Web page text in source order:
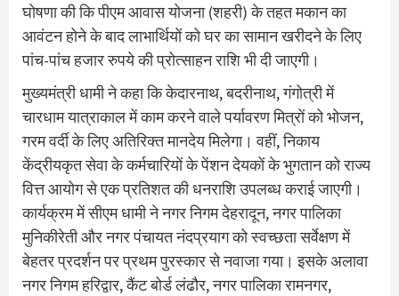
घोषणा की कि पीएम आवास योजना (शहरी) के तहत मकान का
आवंटन होने के बाद लाभार्थियों को घर का सामान खरीदने के लिए
पांच-पांच हजार रुपये की प्रोत्साहन राशि भी दी जाएगी।
मुख्यमंत्री धामी ने कहा कि केदारनाथ, बदरीनाथ, गंगोत्री में
चारधाम यात्राकाल में काम करने वाले पर्यावरण मित्रों को भोजन,
गरम वर्दी के लिए अतिरिक्त मानदेय मिलेगा। वहीं, निकाय
केंद्रीयकृत सेवा के कर्मचारियों के पेंशन देयकों के भुगतान को राज्य
वित्त आयोग से एक प्रतिशत की धनराशि उपलब्ध कराई जाएगी।
कार्यक्रम में सीएम धामी ने नगर निगम देहरादून, नगर पालिका
मुनिकीरेती और नगर पंचायत नंदप्रयाग को स्वच्छता सर्वेक्षण में
बेहतर प्रदर्शन पर प्रथम पुरस्कार से नवाजा गया। इसके अलावा
नगर निगम हरिद्वार, कैंट बोर्ड लंढौर, नगर पालिका रामनगर,